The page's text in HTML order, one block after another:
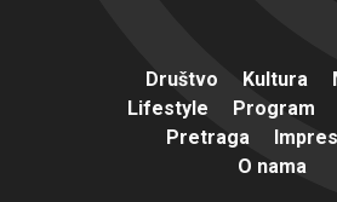
Društvo Kultura
Lifestyle
Program
Pretraga
O nama